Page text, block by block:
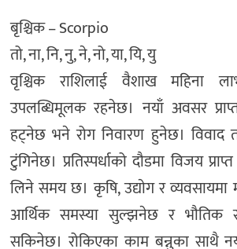
बृश्चिक – Scorpio
तो, ना, नि, नु, ने, नो, या, यि, यु
वृश्चिक राशिलाई वैशाख महिना
उपलब्धिमूलक रहनेछ। नयाँ अवसर
हट्नेछ भने रोग निवारण हुनेछ। विवाद
टुंगिनेछ। प्रतिस्पर्धाको दौडमा विजय
लिने समय छ। कृषि, उद्याेग र व्यवसायमा
आर्थिक समस्या सुल्झनेछ र भौतिक
सकिनेछ। रोकिएका काम बन्नुका साथै